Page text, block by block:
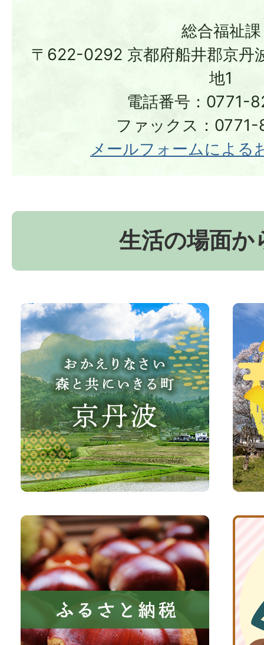
総合福祉課
〒622-0292 京都府船井郡京丹
地1
電話番号：0771-
ファックス：
メールフォームによる
生活の場面か
お
か
え
り
な
さ
い、
森
共
に
い
き
京
波
町
観
光
サ
イ
ふ
る
さ
と
京
波
子
育